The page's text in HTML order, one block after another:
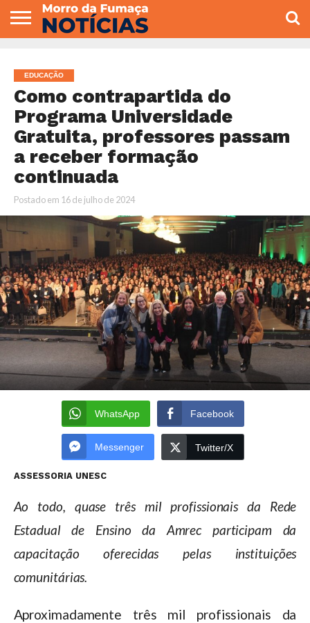
VEREADORES
EDUCAÇÃO
Como contrapartida do
Programa Universidade
Gratuita, professores passam
a receber formação
continuada
Postado em 16 de julho de 2024
WhatsApp Facebook
Messenger Twitter/X
ASSESSORIA UNESC
Ao todo, quase três mil profissionais da Rede
Estadual de Ensino da Amrec participam da
capacitação oferecidas pelas instituições
comunitárias.
Aproximadamente três mil profissionais da